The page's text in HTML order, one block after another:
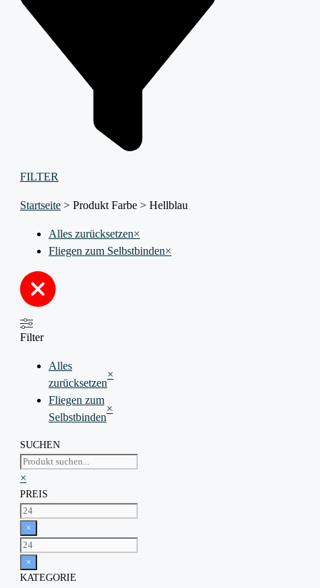
FILTER
Startseite > Produkt Farbe > Hellblau
Alles zurücksetzen×
Fliegen zum Selbstbinden×
Filter
Alles
zurücksetzen
×
Fliegen zum
Selbstbinden
×
SUCHEN
Suchen
×
PREIS
×
×
KATEGORIE